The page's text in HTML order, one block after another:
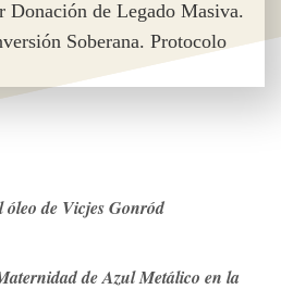
de Vicjes Gonród
de Azul Metálico en la